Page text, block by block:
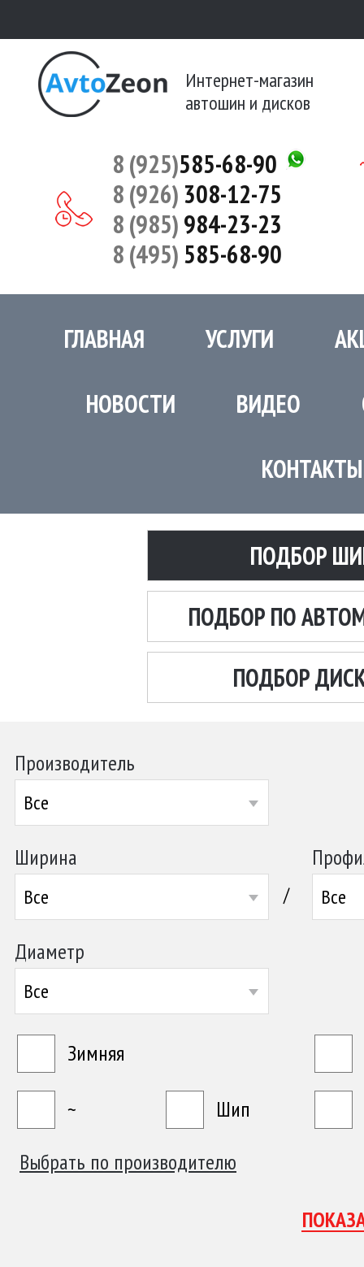
Интернет-магазин
автошин и дисков
8 (925)585-68-90
8 (926) 308-12-75
8 (985)984-23-23
8 (495)585-68-90
ГЛАВНАЯ УСЛУГИ
НОВОСТИ ВИДЕО
КОНТАКТЫ
ПОДБОР
ПОДБОР ПО
ПОДБОР
Производитель
Все
Ширина
Все / Все
Диаметр
Все
Зимняя
~
Шип
Выбрать по производителю